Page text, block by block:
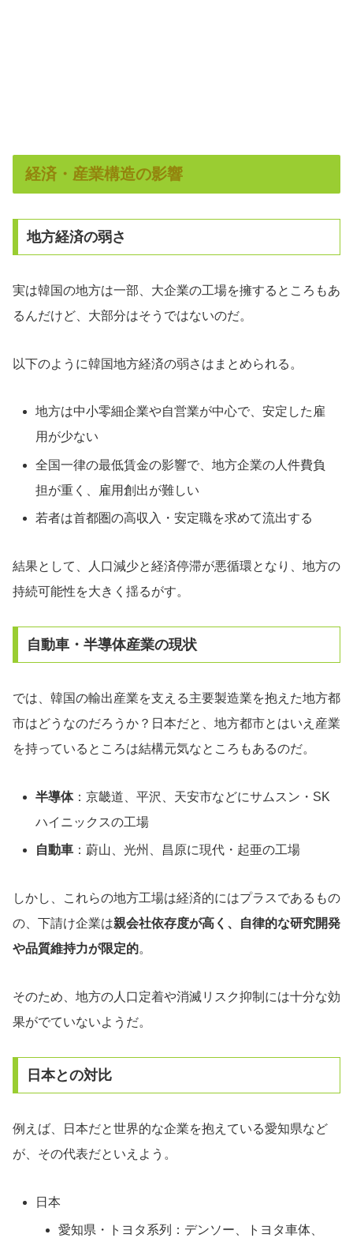
経済・産業構造の影響
地方経済の弱さ
実は韓国の地方は一部、大企業の工場を擁するところもあ
るんだけど、大部分はそうではないのだ。
以下のように韓国地方経済の弱さはまとめられる。
地方は中小零細企業や自営業が中心で、安定した雇
用が少ない
全国一律の最低賃金の影響で、地方企業の人件費負
担が重く、雇用創出が難しい
若者は首都圏の高収入・安定職を求めて流出する
結果として、人口減少と経済停滞が悪循環となり、地方の
持続可能性を大きく揺るがす。
自動車・半導体産業の現状
では、韓国の輸出産業を支える主要製造業を抱えた地方都
市はどうなのだろうか？日本だと、地方都市とはいえ産業
を持っているところは結構元気なところもあるのだ。
半導体：京畿道、平沢、天安市などにサムスン・SK
ハイニックスの工場
自動車 ：蔚山、光州、昌原に現代・起亜の工場
しかし、これらの地方工場は経済的にはプラスであるもの
の、下請け企業は親会社依存度が高く、自律的な研究開発
や品質維持力が限定的。
そのため、地方の人口定着や消滅リスク抑制には十分な効
果がでていないようだ。
日本との対比
例えば、日本だと世界的な企業を抱えている愛知県など
が、その代表だといえよう。
日本
愛知県・トヨタ系列：デンソー、トヨタ車体、